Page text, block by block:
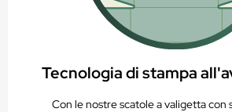
Tecnologia di stampa
Con le nostre scatole a valigetta con